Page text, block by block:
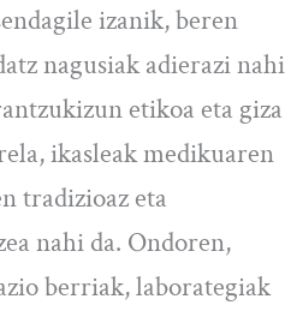
izanik, beren
nagusiak adierazi nahi
etikoa eta giza
ikasleak medikuaren
tradizioaz eta
nahi da. Ondoren,
berriak, laborategiak